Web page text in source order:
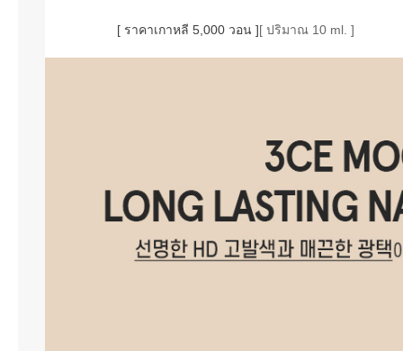
[ ราคาเกาหลี 5,000 วอน ][ ปริมาณ 10 ml. ]